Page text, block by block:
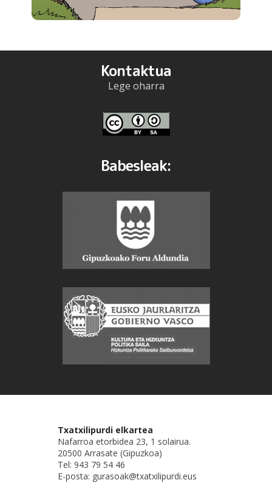
Kontaktua
Lege oharra
Babesleak:
Txatxilipurdi elkartea
Nafarroa etorbidea 23, 1 solairua.
20500 Arrasate (Gipuzkoa)
Tel: 943 79 54 46
E-posta: gurasoak@txatxilipurdi.eus